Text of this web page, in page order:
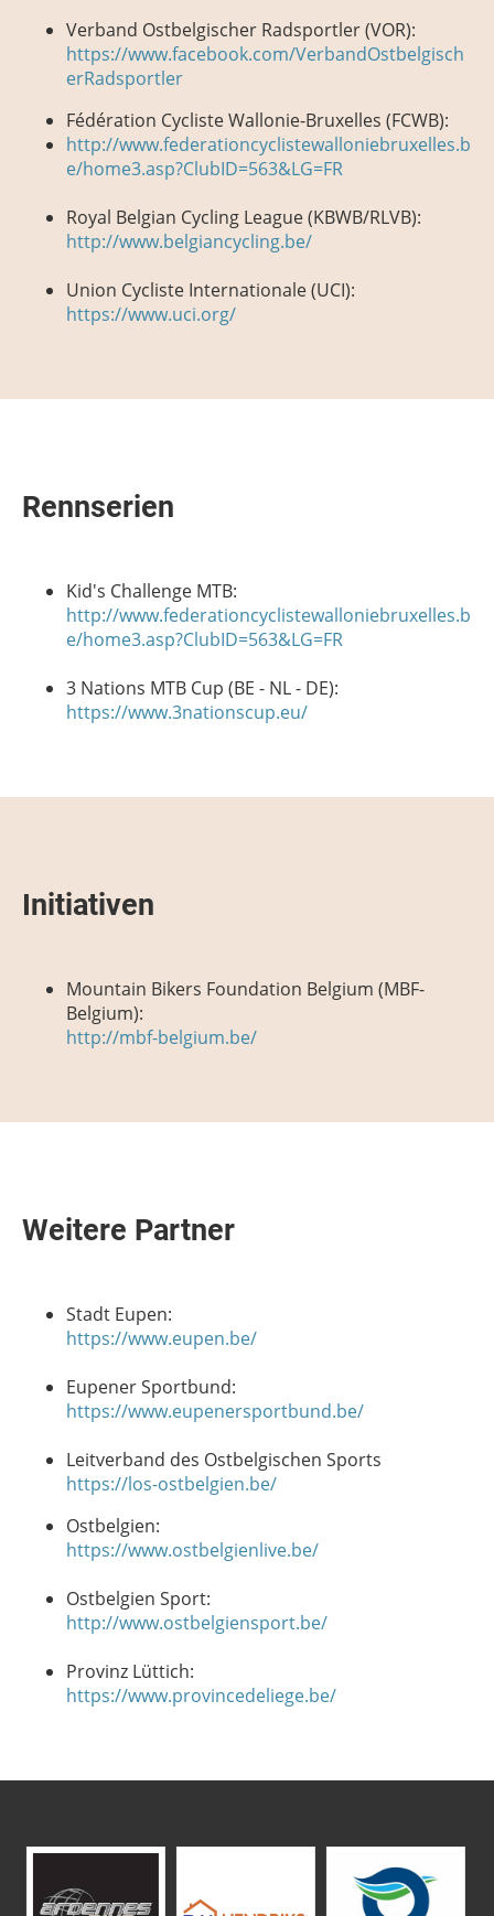
Verband Ostbelgischer Radsportler (VOR):
https://www.facebook.com/VerbandOstbelgisch
erRadsportler
Fédération Cycliste Wallonie-Bruxelles (FCWB):
http://www.federationcyclistewalloniebruxelles.b
e/home3.asp?ClubID=563&LG=FR
Royal Belgian Cycling League (KBWB/RLVB):
http://www.belgiancycling.be/
Union Cycliste Internationale (UCI):
https://www.uci.org/
Rennserien
Kid's Challenge MTB:
http://www.federationcyclistewalloniebruxelles.b
e/home3.asp?ClubID=563&LG=FR
3 Nations MTB Cup (BE - NL - DE):
https://www.3nationscup.eu/
Initiativen
Mountain Bikers Foundation Belgium (MBF-
Belgium):
http://mbf-belgium.be/
Weitere Partner
Stadt Eupen:
https://www.eupen.be/
Eupener Sportbund:
https://www.eupenersportbund.be/
Leitverband des Ostbelgischen Sports
https://los-ostbelgien.be/
Ostbelgien:
https://www.ostbelgienlive.be/
Ostbelgien Sport:
http://www.ostbelgiensport.be/
Provinz Lüttich:
https://www.provincedeliege.be/